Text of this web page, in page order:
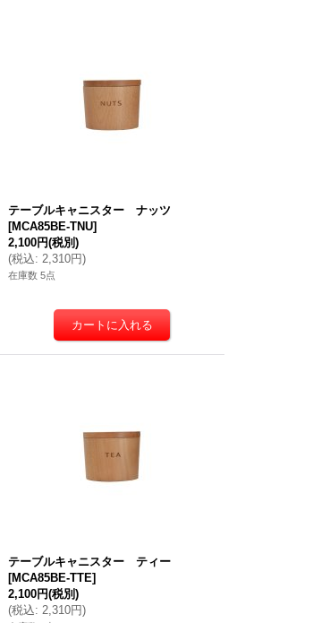
テーブルキャニスター ナッツ
[MCA85BE-TNU]
2,100円(税別)
(税込: 2,310円)
在庫数 5点
テーブルキャニスター ティー
[MCA85BE-TTE]
2,100円(税別)
(税込: 2,310円)